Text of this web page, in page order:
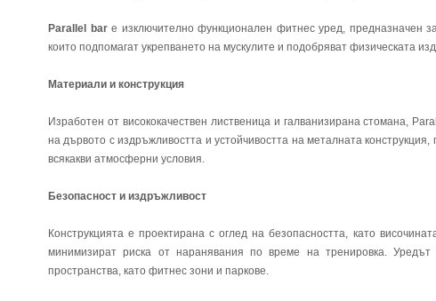
Parallel barе изключително функционален фитнес уред, предназначен
които подпомагат укрепването на мускулите и подобряват физическата
Материали и конструкция
Изработен от висококачествен лиственица и галванизирана стомана,
на дървото с издръжливостта и устойчивостта на металната
всякакви атмосферни условия.
Безопасност и издръжливост
Конструкцията е проектирана с оглед на безопасността, като
минимизират риска от наранявания по време на тренировка.
пространства, като фитнес зони и паркове.